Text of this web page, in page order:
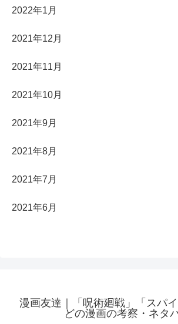
2022年1月
2021年12月
2021年11月
2021年10月
2021年9月
2021年8月
2021年7月
2021年6月
漫画友達｜「呪術廻戦」「スパ
どの漫画の考察・ネタ